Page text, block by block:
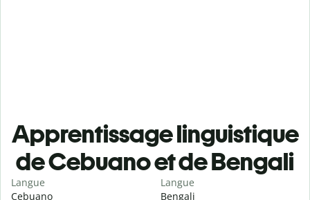
Apprentissage linguistique
de Cebuano et de Bengali
Langue
Cebuano
Langue
Bengali